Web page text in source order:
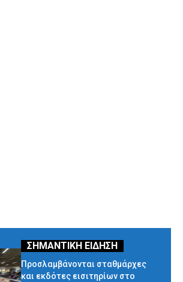
Προσλαμβάνονται σταθμάρχες
και εκδότες εισιτηρίων στο